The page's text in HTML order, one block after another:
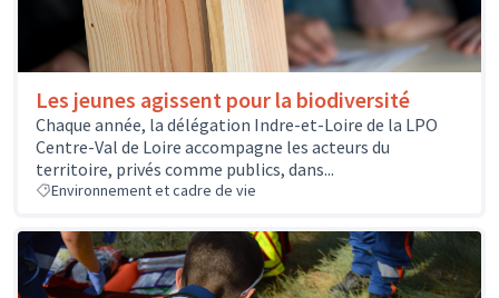
Les jeunes agissent pour la biodiversité
Chaque année, la délégation Indre-et-Loire de la LPO
Centre-Val de Loire accompagne les acteurs du
territoire, privés comme publics, dans...
Environnement et cadre de vie